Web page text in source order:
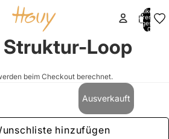
Artikel im
Warenkorb
insgesamt:
0
Loop
beim Checkout berechnet.
Ausverkauft
hinzufügen